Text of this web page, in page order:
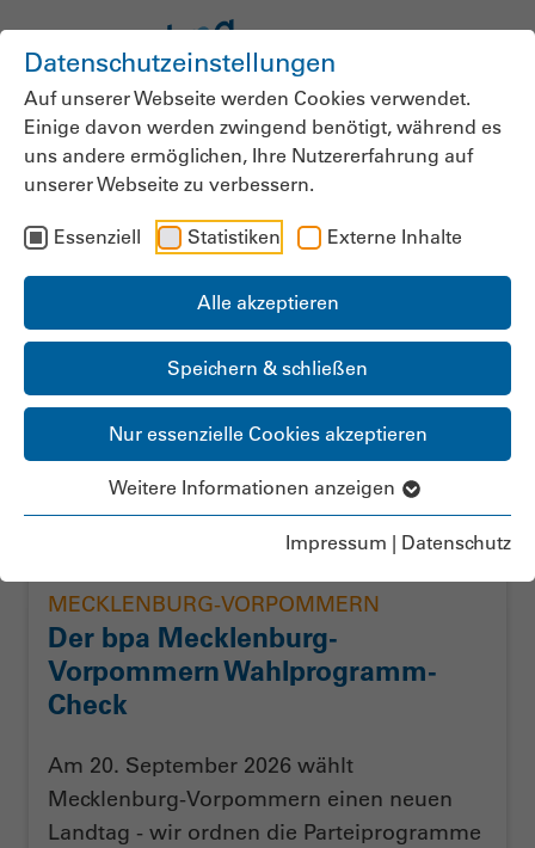
Datenschutzeinstellungen
Auf unserer Webseite werden Cookies verwendet.
Einige davon werden zwingend benötigt, während es
uns andere ermöglichen, Ihre Nutzererfahrung auf
unserer Webseite zu verbessern.
Essenziell Statistiken Externe Inhalte
Alle akzeptieren
Speichern & schließen
Nur essenzielle Cookies akzeptieren
Weitere Informationen anzeigen
Impressum | Datenschutz
News der
bpa.Landesgruppe
Mecklenburg-
Vorpommern
MECKLENBURG-VORPOMMERN
Der bpa Mecklenburg-
Vorpommern Wahlprogramm-
Check
Am 20. September 2026 wählt
Mecklenburg-Vorpommern einen neuen
Landtag - wir ordnen die Parteiprogramme